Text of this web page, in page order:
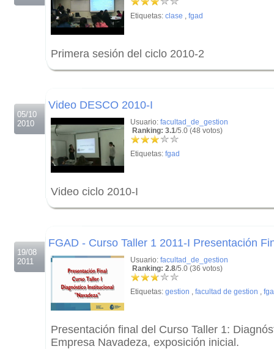
Etiquetas: clase , fgad
Primera sesión del ciclo 2010-2
05/10
2010
Video DESCO 2010-I
Usuario: facultad_de_gestion
Ranking: 3.1/5.0 (48 votos)
Etiquetas: fgad
Video ciclo 2010-I
19/08
2011
FGAD - Curso Taller 1 2011-I Presentación
Usuario: facultad_de_gestion
Ranking: 2.8/5.0 (36 votos)
Etiquetas: gestion , facultad de gestion ,
Presentación final del Curso Taller 1:
Empresa Navadeza, exposición inicial.